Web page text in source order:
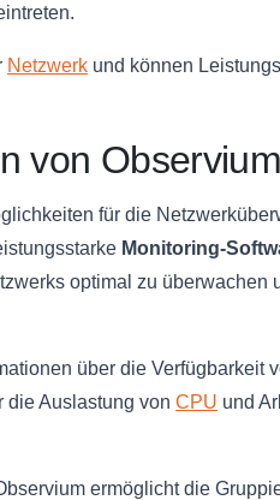
Netzwerk und können
von Observium
für die
Monitoring-
optimal zu überwachen
über die Verfügbarkeit
die Auslastung von CPU und
ermöglicht die